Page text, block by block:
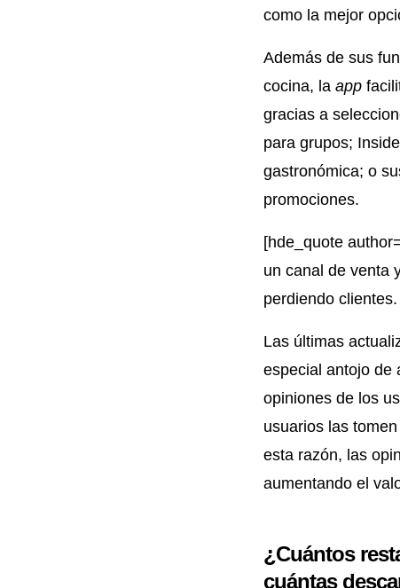
como la mejor
Además de sus
cocina, la app
gracias a
para grupos;
gastronómica; o
promociones.
[hde_quote
un canal de venta
perdiendo
Las últimas
especial antojo de
opiniones de los
usuarios las
esta razón, las
aumentando el
¿Cuántos
cuántas